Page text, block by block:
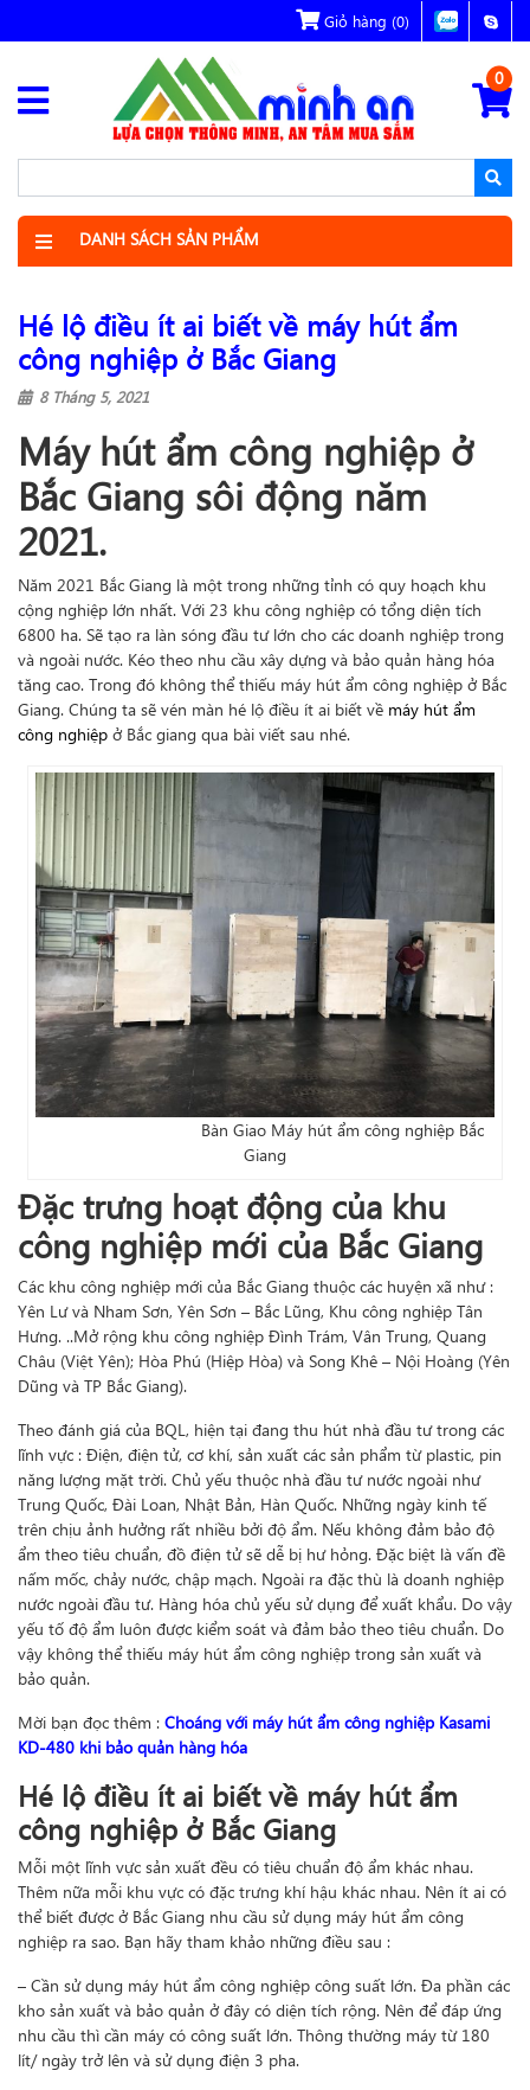
Giỏ hàng (0)
0
DANH SÁCH SẢN PHẨM
Hé lộ điều ít ai biết về máy hút ẩm
công nghiệp ở Bắc Giang
8 Tháng 5, 2021
Máy hút ẩm công nghiệp ở
Bắc Giang sôi động năm
2021.
Năm 2021 Bắc Giang là một trong những tỉnh có quy hoạch khu
cộng nghiệp lớn nhất. Với 23 khu công nghiệp có tổng diện tích
6800 ha. Sẽ tạo ra làn sóng đầu tư lớn cho các doanh nghiệp trong
và ngoài nước. Kéo theo nhu cầu xây dựng và bảo quản hàng hóa
tăng cao. Trong đó không thể thiếu máy hút ẩm công nghiệp ở Bắc
Giang. Chúng ta sẽ vén màn hé lộ điều ít ai biết về máy hút ẩm
công nghiệp ở Bắc giang qua bài viết sau nhé.
Bàn Giao Máy hút ẩm công nghiệp Bắc
Giang
Đặc trưng hoạt động của khu
công nghiệp mới của Bắc Giang
Các khu công nghiệp mới của Bắc Giang thuộc các huyện xã như :
Yên Lư và Nham Sơn, Yên Sơn – Bắc Lũng, Khu công nghiệp Tân
Hưng. ..Mở rộng khu công nghiệp Đình Trám, Vân Trung, Quang
Châu (Việt Yên); Hòa Phú (Hiệp Hòa) và Song Khê – Nội Hoàng (Yên
Dũng và TP Bắc Giang).
Theo đánh giá của BQL, hiện tại đang thu hút nhà đầu tư trong các
lĩnh vực : Điện, điện tử, cơ khí, sản xuất các sản phẩm từ plastic, pin
năng lượng mặt trời. Chủ yếu thuộc nhà đầu tư nước ngoài như
Trung Quốc, Đài Loan, Nhật Bản, Hàn Quốc. Những ngày kinh tế
trên chịu ảnh hưởng rất nhiều bởi độ ẩm. Nếu không đảm bảo độ
ẩm theo tiêu chuẩn, đồ điện tử sẽ dễ bị hư hỏng. Đặc biệt là vấn đề
nấm mốc, chảy nước, chập mạch. Ngoài ra đặc thù là doanh nghiệp
nước ngoài đầu tư. Hàng hóa chủ yếu sử dụng để xuất khẩu. Do vậy
yếu tố độ ẩm luôn được kiểm soát và đảm bảo theo tiêu chuẩn. Do
vậy không thể thiếu máy hút ẩm công nghiệp trong sản xuất và
bảo quản.
Mời bạn đọc thêm : Choáng với máy hút ẩm công nghiệp Kasami
KD-480 khi bảo quản hàng hóa
Hé lộ điều ít ai biết về máy hút ẩm
công nghiệp ở Bắc Giang
Mỗi một lĩnh vực sản xuất đều có tiêu chuẩn độ ẩm khác nhau.
Thêm nữa mỗi khu vực có đặc trưng khí hậu khác nhau. Nên ít ai có
thể biết được ở Bắc Giang nhu cầu sử dụng máy hút ẩm công
nghiệp ra sao. Bạn hãy tham khảo những điều sau :
– Cần sử dụng máy hút ẩm công nghiệp công suất lớn. Đa phần các
kho sản xuất và bảo quản ở đây có diện tích rộng. Nên để đáp ứng
nhu cầu thì cần máy có công suất lớn. Thông thường máy từ 180
lít/ ngày trở lên và sử dụng điện 3 pha.